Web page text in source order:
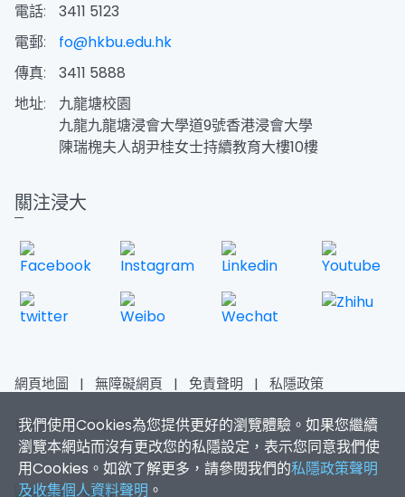
我們使用Cookies為您提供更好的瀏覽體驗。如果您繼續
瀏覽本網站而沒有更改您的私隱設定，表示您同意我們使
用Cookies。如欲了解更多，請參閱我們的私隱政策聲明
及收集個人資料聲明 。
電話:
3411 5123
電郵:
fo@hkbu.edu.hk
傳真:
3411 5888
地址:
九龍塘校園
九龍九龍塘浸會大學道9號香港浸會大學
陳瑞槐夫人胡尹桂女士持續教育大樓10樓
關注浸大
網頁地圖 | 無障礙網頁 | 免責聲明 | 私隱政策
香港浸會大學 版權所有 © 2026